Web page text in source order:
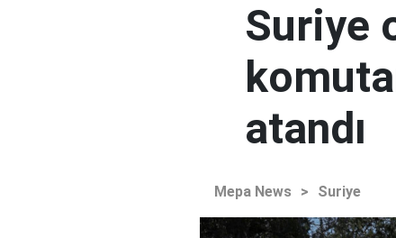
Suriye
atandı
Mepa News > Suriye